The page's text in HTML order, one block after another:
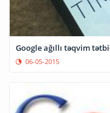
Google ağıllı təqvim
06-05-2015